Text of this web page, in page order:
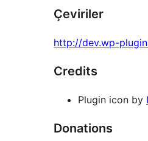
Çeviriler
http://dev.wp-
Credits
Plugin icon by
Donations